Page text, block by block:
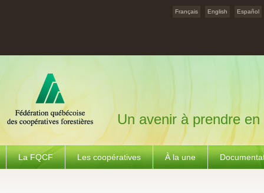
Français English Español
Un avenir à prendre en
La FQCF Les coopératives À la une